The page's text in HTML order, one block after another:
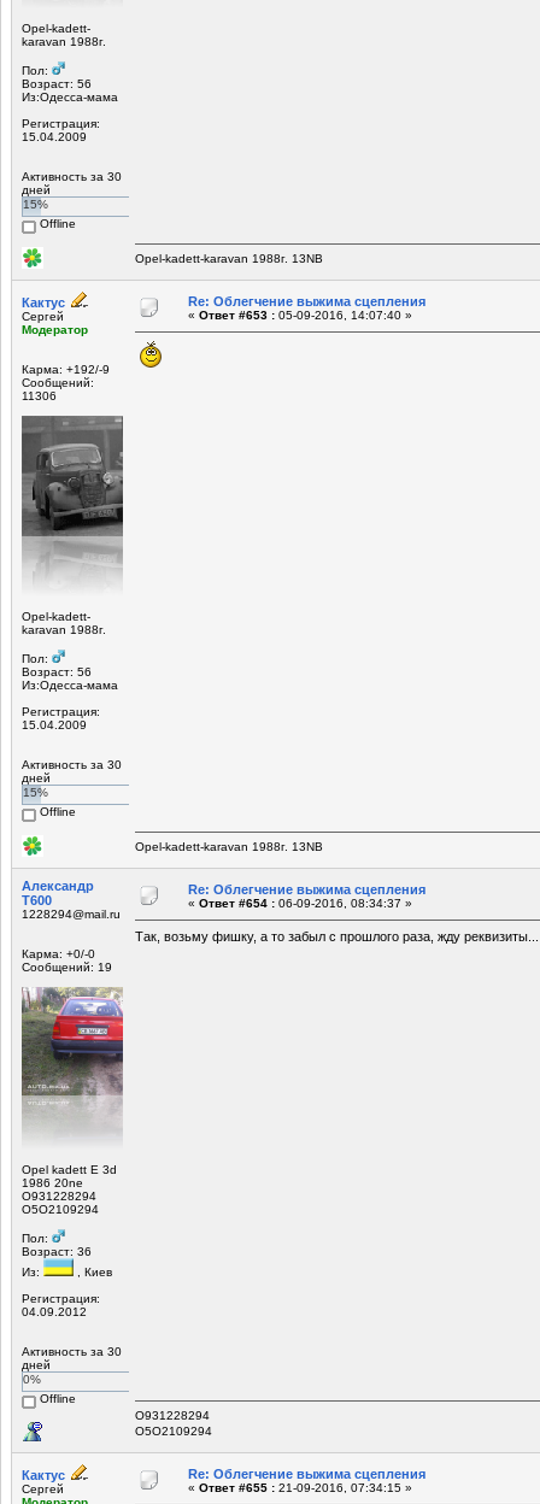
Opel-kadett-
karavan 1988г.
Пол:
Возраст: 56
Из:Одесса-мама
Регистрация:
15.04.2009
Активность за 30
дней
15%
Offline
Opel-kadett-karavan 1988г. 13NB
Кактус
Сергей
Модератор
Карма: +192/-9
Сообщений:
11306
Opel-kadett-
karavan 1988г.
Пол:
Возраст: 56
Из:Одесса-мама
Регистрация:
15.04.2009
Активность за 30
дней
15%
Offline
Re: Облегчение выжима сцепления
« Ответ #653 : 05-09-2016, 14:07:40 »
Opel-kadett-karavan 1988г. 13NB
Александр
T600
1228294@mail.ru
Карма: +0/-0
Сообщений: 19
Opel kadett E 3d
1986 20ne
О931228294
О5О2109294
Пол:
Возраст: 36
Из:
, Киев
Регистрация:
04.09.2012
Активность за 30
дней
0%
Offline
Re: Облегчение выжима сцепления
« Ответ #654 : 06-09-2016, 08:34:37 »
Так, возьму фишку, а то забыл с прошлого раза, жду реквизиты...
О931228294
О5О2109294
Кактус
Сергей
Re: Облегчение выжима сцепления
« Ответ #655 : 21-09-2016, 07:34:15 »